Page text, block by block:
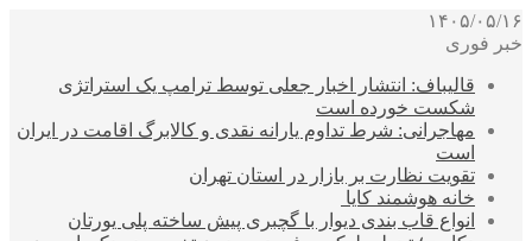
۱۴۰۵/۰۵/۱۶
خبر فوری
قالیباف: انتشار اخبار جعلی توسط ترامپ یک استراتژی
شکست خورده است
مهاجرانی: شرط تداوم یارانه نقدی و کالابرگ اقامت در ایران
است
تقویت نظارت بر بازار در استان تهران
خانه هوشمند کایا
انواع قاب بندی دیوار با گچبری پیش ساخته پلی یورتان